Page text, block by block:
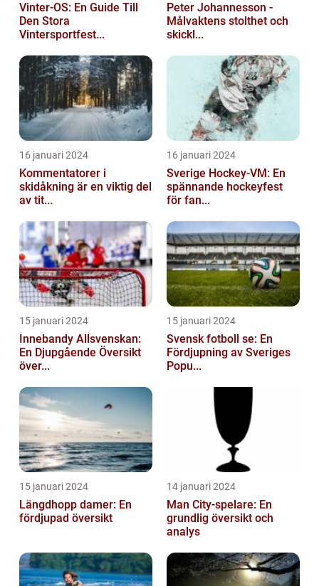
Vinter-OS: En Guide Till
Den Stora
Vintersportfest...
Peter Johannesson -
Målvaktens stolthet och
skickl...
16 januari 2024
Kommentatorer i
skidåkning är en viktig del
av tit...
16 januari 2024
Sverige Hockey-VM: En
spännande hockeyfest
för fan...
15 januari 2024
Innebandy Allsvenskan:
En Djupgående Översikt
över...
15 januari 2024
Svensk fotboll se: En
Fördjupning av Sveriges
Popu...
15 januari 2024
Längdhopp damer: En
fördjupad översikt
14 januari 2024
Man City-spelare: En
grundlig översikt och
analys